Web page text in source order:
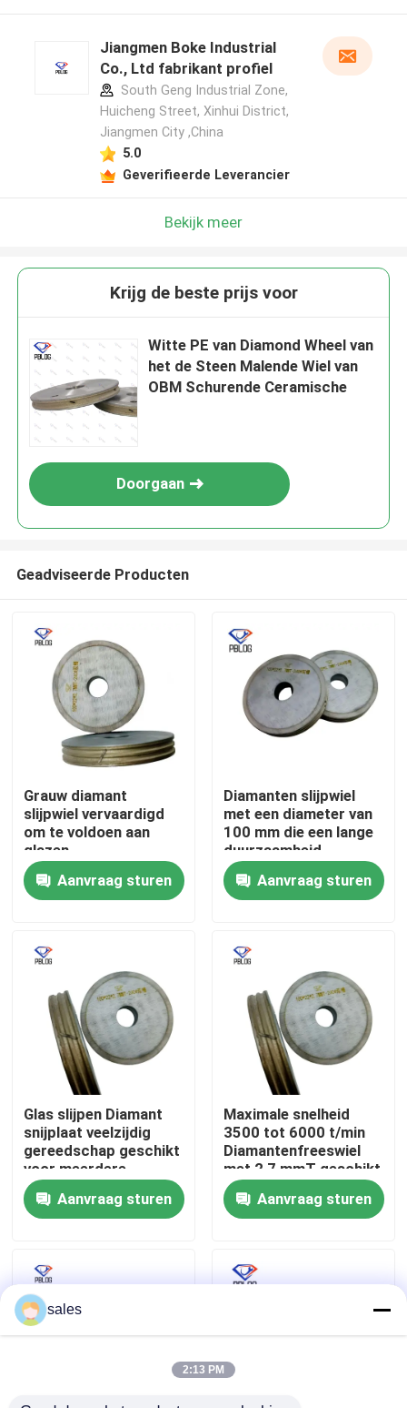
Thuis
Over ons
Fabrieksreis
Kwaliteitscontrole
Contacteer ons
Vraag een offerte aan
diamant malend wiel
Jiangmen Boke Industrial
Co., Ltd fabrikant profiel
South Geng Industrial Zone,
Huicheng Street, Xinhui District,
Jiangmen City ,China
5.0
Geverifieerde Leverancier
Bekijk meer
Krijg de beste prijs voor
Witte PE van Diamond Wheel van
het de Steen Malende Wiel van
OBM Schurende Ceramische
Doorgaan
Geadviseerde Producten
Grauw diamant
slijpwiel vervaardigd
om te voldoen aan
glazen
slijpstandaarden die
een uniforme
korrelverdeling en
Aanvraag sturen
Diamanten slijpwiel
met een diameter van
100 mm die een lange
duurzaamheid
garandeert, geschikt
voor toepassingen op
het gebied van
Aanvraag sturen
Glas slijpen Diamant
snijplaat veelzijdig
gereedschap geschikt
voor meerdere
toepassingen,
waaronder glas en
steen snijden
Aanvraag sturen
Maximale snelheid
3500 tot 6000 t/min
Diamantenfreeswiel
met 2,7 mmT geschikt
voor industriële
gebruikAanvraag sturen
sales
2:13 PM